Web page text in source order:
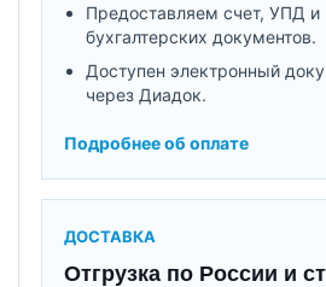
Предоставляем счет, УПД и
бухгалтерских документов.
Доступен электронный
через Диадок.
Подробнее об оплате
ДОСТАВКА
Отгрузка по России и